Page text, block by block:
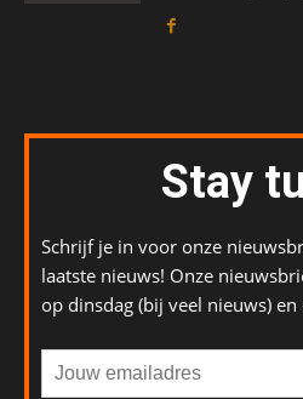
Stay
Schrijf je in voor onze
laatste nieuws! Onze
op dinsdag (bij veel nieuws)